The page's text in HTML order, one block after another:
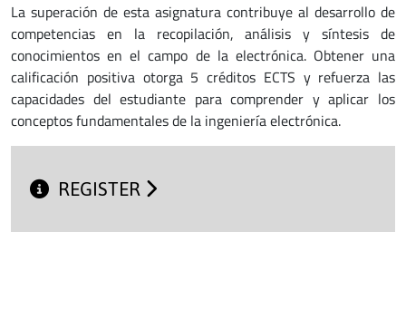
La superación de esta asignatura contribuye al desarrollo de
competencias en la recopilación, análisis y síntesis de
conocimientos en el campo de la electrónica. Obtener una
calificación positiva otorga 5 créditos ECTS y refuerza las
capacidades del estudiante para comprender y aplicar los
conceptos fundamentales de la ingeniería electrónica.
REGISTER